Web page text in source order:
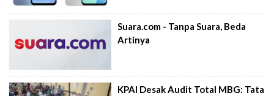
Suara.com - Tanpa Suara, Beda
Artinya
KPAI Desak Audit Total MBG: Tata